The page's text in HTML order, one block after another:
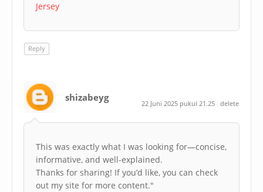
Jersey
Reply
shizabeyg
22 Juni 2025 pukul 21.25 delete
This was exactly what I was looking for—concise,
informative, and well-explained.
Thanks for sharing! If you’d like, you can check
out my site for more content."